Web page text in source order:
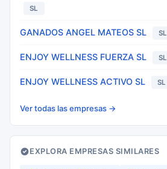
SL
GANADOS ANGEL MATEOS SL SL
ENJOY WELLNESS FUERZA SL SL
ENJOY WELLNESS ACTIVO SL SL
Ver todas las empresas →
EXPLORA EMPRESAS SIMILARES